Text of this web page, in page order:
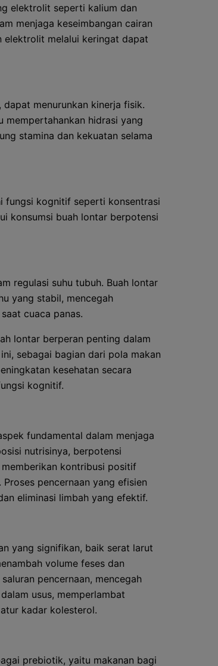
elektrolit seperti kalium dan
menjaga keseimbangan cairan
elektrolit melalui keringat dapat
menurunkan kinerja fisik.
mempertahankan hidrasi yang
stamina dan kekuatan selama
fungsi kognitif seperti konsentrasi
konsumsi buah lontar berpotensi
regulasi suhu tubuh. Buah lontar
yang stabil, mencegah
cuaca panas.
lontar berperan penting dalam
sebagai bagian dari pola makan
kesehatan secara
kognitif.
fundamental dalam menjaga
nutrisinya, berpotensi
kontribusi positif
pencernaan yang efisien
eliminasi limbah yang efektif.
yang signifikan, baik serat larut
volume feses dan
pencernaan, mencegah
usus, memperlambat
kadar kolesterol.
prebiotik, yaitu makanan bagi